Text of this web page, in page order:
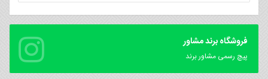
فروشگاه برند مشاور
پیچ رسمی مشاور برند